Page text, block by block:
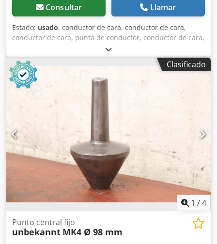
Consultar Llamar
Estado: usado, conductor de cara, conductor de cara,
conductor de cara, punta de conductor, conductor de cara,
conductor de cara, conductor de cara Credpfjuza N Tjx
Akksf -Conductor facial: Montaje: MK4 -Dimensión de la
cara: Ø 19 mm -Dimensión: Ø 34 x 162 mm -Peso: 0,6 kg
Clasificado
1 /4
Punto central fijo
unbekannt MK4 Ø 98 mm